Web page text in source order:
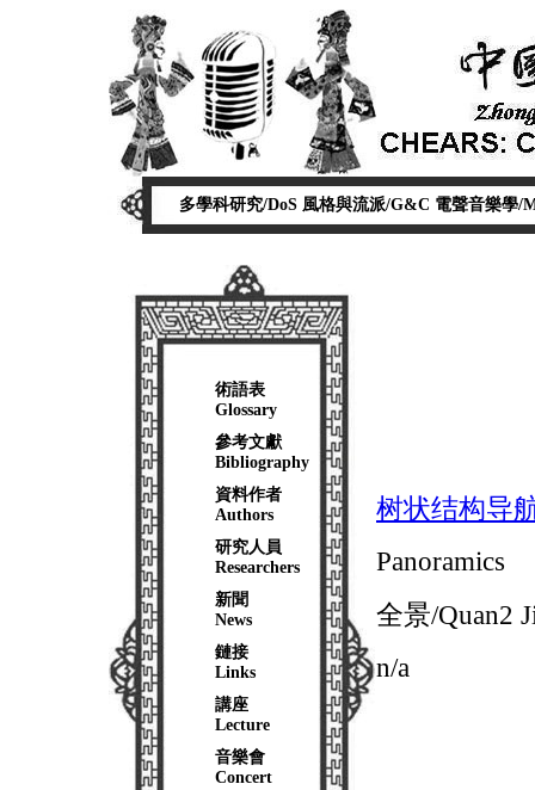
多學科研究/DoS 風格與流派/G&C 電聲音樂學/
術語表
Glossary
參考文獻
Bibliography
資料作者
Authors
研究人員
Researchers
新聞
News
鏈接
Links
講座
Lecture
音樂會
Concert
树状结构导
Panoramics
全景/Quan2
n/a